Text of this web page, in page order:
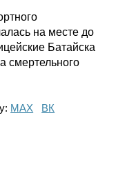
на месте до
Батайска
смертельного
МАХ
ВК